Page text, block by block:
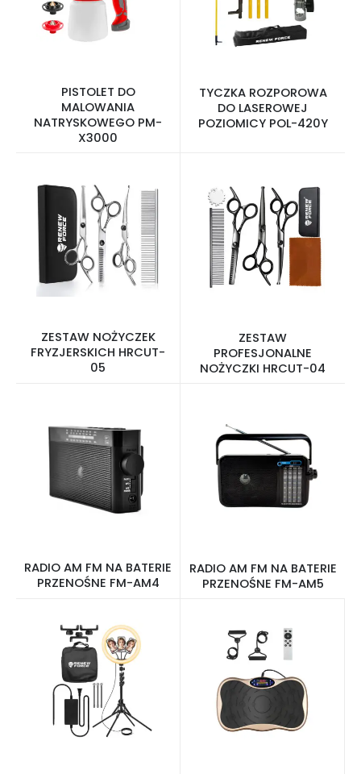
PISTOLET DO
MALOWANIA
NATRYSKOWEGO PM-
X3000
TYCZKA ROZPOROWA
DO LASEROWEJ
POZIOMICY POL-420Y
ZESTAW NOŻYCZEK
FRYZJERSKICH HRCUT-
05
ZESTAW
PROFESJONALNE
NOŻYCZKI HRCUT-04
RADIO AM FM NA BATERIE
PRZENOŚNE FM-AM4
RADIO AM FM NA BATERIE
PRZENOŚNE FM-AM5